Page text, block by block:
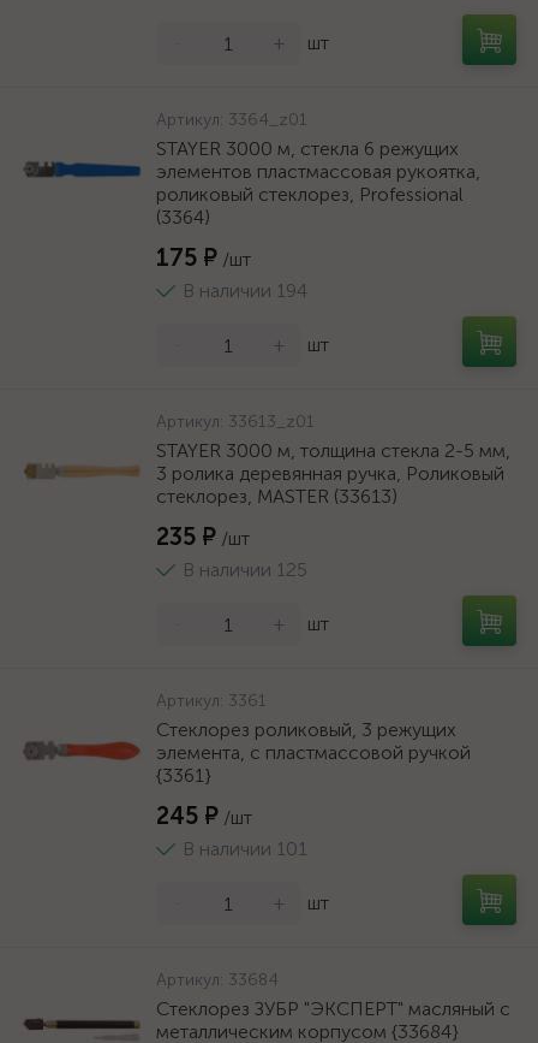
+ шт
Артикул: 3364_z01
STAYER 3000 м, стекла 6 режущих
элементов пластмассовая рукоятка,
роликовый стеклорез, Professional
(3364)
175 ₽ /шт
В наличии 194
+ шт
Артикул: 33613_z01
STAYER 3000 м, толщина стекла 2-5 мм,
3 ролика деревянная ручка, Роликовый
стеклорез, MASTER (33613)
235 ₽ /шт
В наличии 125
+ шт
Артикул: 3361
Стеклорез роликовый, 3 режущих
элемента, с пластмассовой ручкой
{3361}
245 ₽ /шт
В наличии 101
+ шт
Артикул: 33684
Стеклорез ЗУБР "ЭКСПЕРТ" масляный с
металлическим корпусом {33684}